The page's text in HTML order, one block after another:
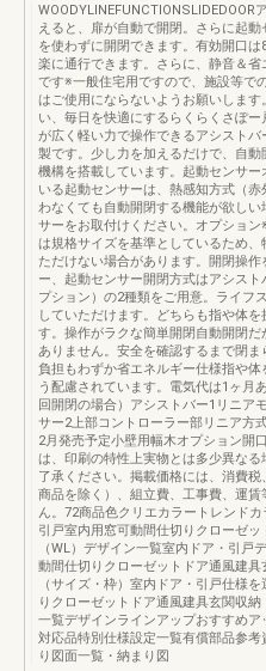
WOODYLINEFUNCTIONSLIDEDOOR
えると、扉が自動で開閉。さらに起
を使わずに開閉できます。有効開口
楽に通行できます。さらに、静音＆
です※一般住宅用ですので、施設等で
はご使用にならないようお願いしま
い、毎日を快適にするらくらくさぽ
が広く軽い力で操作できるアシスト
製です。少し力を加えるだけで、自動
機構を搭載しています。起動センサ
いる起動センサーは、熱感知方式（
わなくても自動開閉する機能が欲し
サーをお取付けください。オプショ
は規格サイズを基準としているため
ただけない場合があります。開閉操
ー、起動センサー開閉方式はアシス
プション）の2種類をご用意。ライフ
していただけます。どちらも指や体
す。操作がラクな簡単開閉自動開閉
ありません。安全を確認するまで閉
負担もわずか省エネルギー仕様指や体
う配慮されています。電気代は1ヶ月
回開閉の場合）アシストバー1リニア
サー2上部コントローラー部リニア方
2月発売予定小壁用幅木オプション開
は、印刷の特性上実物とは多少異な
了承ください。掲載価格には、消費
商品を除く）、組立費、工事費、運
ん。72商品色クリエカラートレンドカ
引戸室内用窓可動間仕切りクローゼ
（WL）デザイン一覧室内ドア・引戸
動間仕切りクローゼットドア通風建
（サイズ・枠）室内ドア・引戸仕様
りクローゼットドア通風建具玄関収
一覧デザインラインアップおすすめア
対応品特別仕様設定一覧有償部品参考
り図面一覧・納まり図